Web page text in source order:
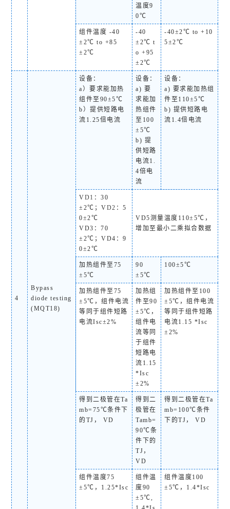
温度9
0℃
组件温度 -40
±2℃ to +85
±2℃
-40
±2℃ t
o +95
±2℃
-40±2℃ to +10
5±2℃
4
Bypass
diode testing
(MQT18)
设备：
a）要求能加热
组件至90±5℃
b）提供短路电
流1.25倍电流
设备：
a) 要
求能加
热组件
至100
±5℃
b) 提
供短路
电流1.
4倍电
流
设备：
a) 要求能加热组
件至110±5℃
b) 提供短路电
流1.4倍电流
VD1 ：30
±2℃；VD2 ：5
0±2℃
VD3 ：70
±2℃；VD4 ：9
0±2℃
VD5测量温度110±5℃，
增加至最小二乘拟合数据
加热组件至75
±5℃
90
±5℃
100±5℃
加热组件至75
±5℃，组件电流
等同于组件短路
电流Isc±2%
加热组
件至90
±5℃，
组件电
流等同
于组件
短路电
流1.15
*Isc
±2%
加热组件至100
±5℃，组件电流
等同于组件短路
电流1.15 *Isc
±2%
得到二极管在Ta
mb=75℃条件下
的TJ ， VD
得到二
极管在
Tamb=
90℃条
件下的
TJ ，
VD
得到二极管在Ta
mb=100℃条件
下的TJ ， VD
组件温度75
±5℃，1.25*Isc
组件温
度90
±5℃,
组件温度100
±5℃，1.4*Isc